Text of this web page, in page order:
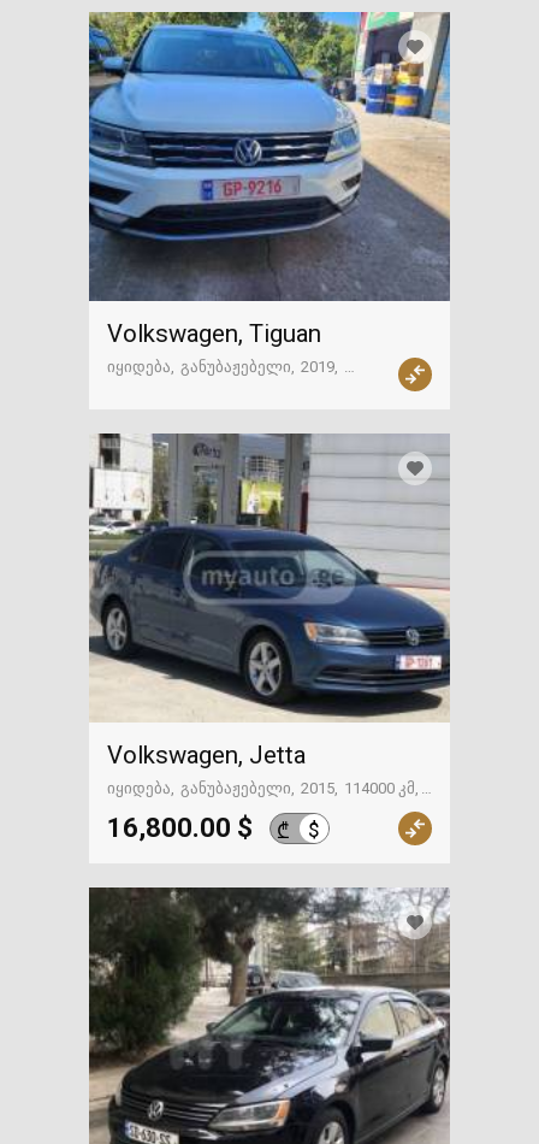
Volkswagen, Tiguan
იყიდება განუბაჟებელი 2019
Volkswagen, Jetta
იყიდება განუბაჟებელი 2015 114000 კმ
16,800.00 $ ₾ $